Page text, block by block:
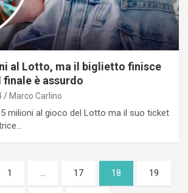
al Lotto, ma il biglietto finisce
è assurdo
Marco Carlino
milioni al gioco del Lotto ma il suo ticket
1 … 17 18 19